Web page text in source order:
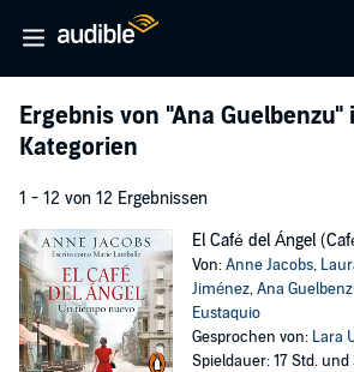
Ergebnis von "Ana Guelbenzu"
Kategorien
1 - 12 von 12 Ergebnissen
El Café del Ángel
Von:Anne Jacobs,
Jiménez,Ana
Eustaquio
Gesprochen von: Lara
Spieldauer: 17 Std. und